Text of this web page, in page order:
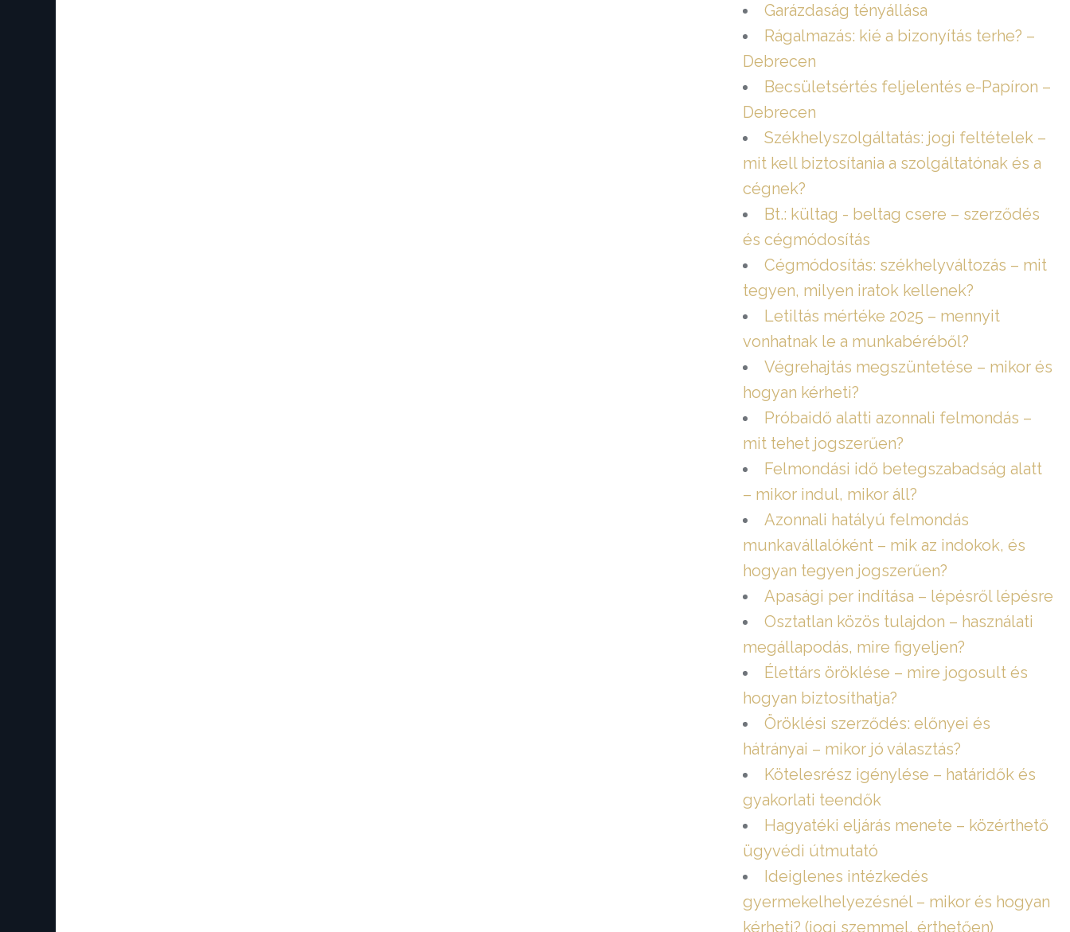
Garázdaság tényállása
Rágalmazás: kié a bizonyítás terhe? –
Debrecen
Becsületsértés feljelentés e-Papíron –
Debrecen
Székhelyszolgáltatás: jogi feltételek –
mit kell biztosítania a szolgáltatónak és a
cégnek?
Bt.: kültag - beltag csere – szerződés
és cégmódosítás
Cégmódosítás: székhelyváltozás – mit
tegyen, milyen iratok kellenek?
Letiltás mértéke 2025 – mennyit
vonhatnak le a munkabéréből?
Végrehajtás megszüntetése – mikor és
hogyan kérheti?
Próbaidő alatti azonnali felmondás –
mit tehet jogszerűen?
Felmondási idő betegszabadság alatt
– mikor indul, mikor áll?
Azonnali hatályú felmondás
munkavállalóként – mik az indokok, és
hogyan tegyen jogszerűen?
Apasági per indítása – lépésről lépésre
Osztatlan közös tulajdon – használati
megállapodás, mire figyeljen?
Élettárs öröklése – mire jogosult és
hogyan biztosíthatja?
Öröklési szerződés: előnyei és
hátrányai – mikor jó választás?
Kötelesrész igénylése – határidők és
gyakorlati teendők
Hagyatéki eljárás menete – közérthető
ügyvédi útmutató
Ideiglenes intézkedés
gyermekelhelyezésnél – mikor és hogyan
kérheti? (jogi szemmel, érthetően)